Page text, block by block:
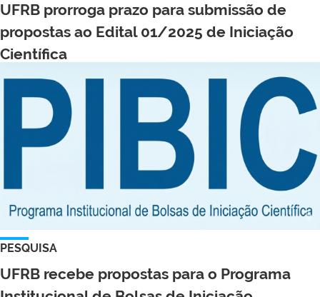
UFRB prorroga prazo para submissão de
propostas ao Edital 01/2025 de Iniciação
Científica
PESQUISA
UFRB recebe propostas para o Programa